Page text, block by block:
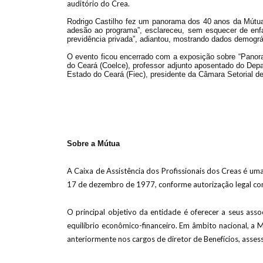
auditório do Crea.
Rodrigo Castilho fez um panorama dos 40 anos da
adesão ao programa”, esclareceu, sem esquecer de
previdência privada”, adiantou, mostrando dados
O evento ficou encerrado com a exposição sobre
do Ceará (Coelce), professor adjunto aposentado do
Estado do Ceará (Fiec), presidente da Câmara Setorial
Sobre a Mútua
A Caixa de Assistência dos Profissionais dos Creas é
17 de dezembro de 1977, conforme autorização legal
O principal objetivo da entidade é oferecer a seus
equilíbrio econômico-financeiro. Em âmbito nacional, a
anteriormente nos cargos de diretor de Benefícios,